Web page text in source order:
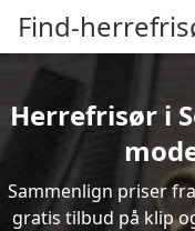
Find-
Herrefrisør i
Sammenlign priser
gratis tilbud på klip